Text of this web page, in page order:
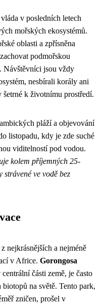
v posledních letech
mořských ekosystémů.
oblasti a zpřísněna
podmořskou
Návštěvníci jsou vždy
nesbírali korály ani
k životnímu prostředí.
pláží a objevování
listopadu, kdy je zde suché
viditelností pod vodou.
kolem příjemných 25-
strávené ve vodě bez
nejkrásnějších a nejméně
v Africe. Gorongosa
části země, je často
na světě. Tento park,
zničen, prošel v